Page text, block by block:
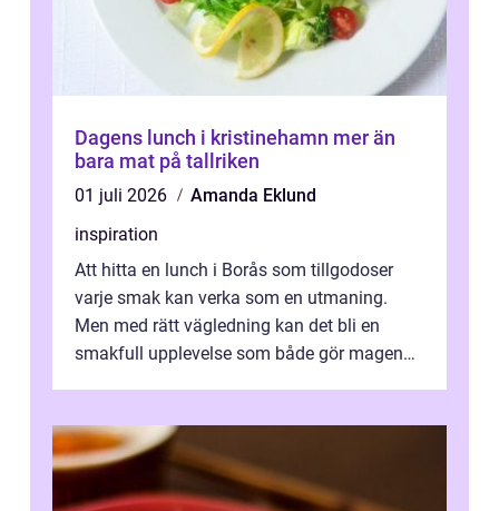
Dagens lunch i kristinehamn mer än
bara mat på tallriken
01 juli 2026
Amanda Eklund
inspiration
Att hitta en lunch i Borås som tillgodoser
varje smak kan verka som en utmaning.
Men med rätt vägledning kan det bli en
smakfull upplevelse som både gör magen